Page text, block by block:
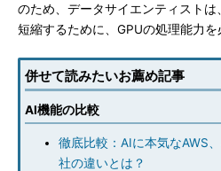
のため、データサイエンティスト
短縮するために、GPUの処理能力を
併せて読みたいお薦め記事
AI機能の比較
徹底比較：AIに本気なAWS
社の違いとは？